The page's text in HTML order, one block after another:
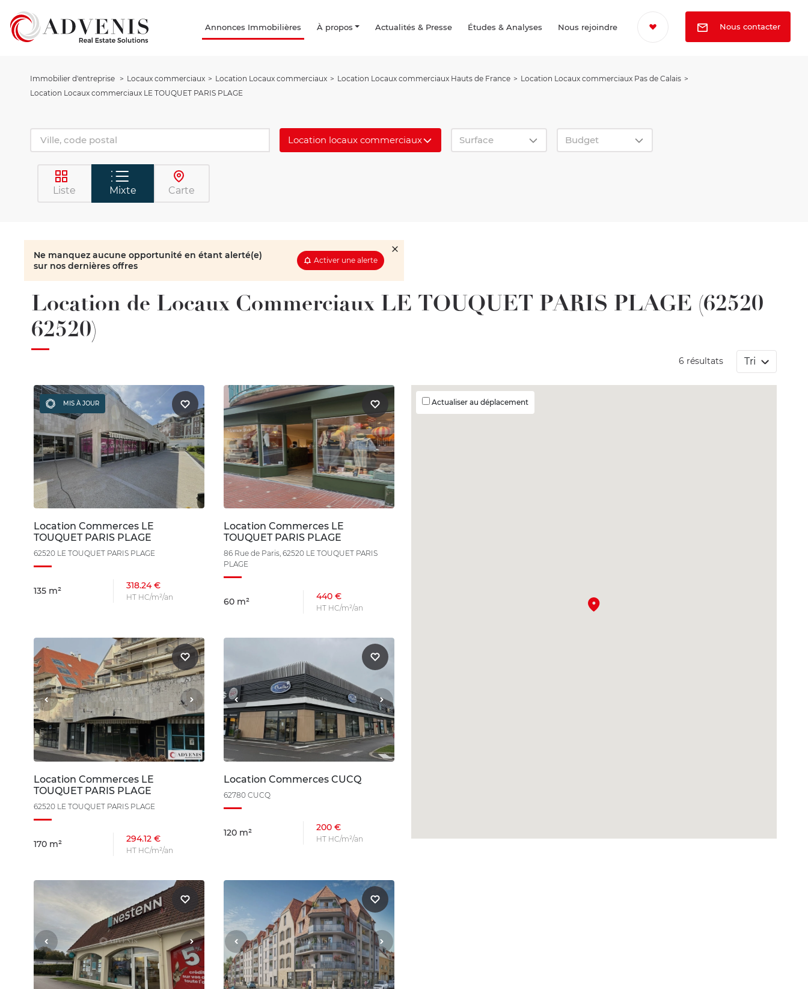
Annonces Immobilières À propos Actualités & Presse Études & Analyses Nous rejoindre Nous contacter
Immobilier d'entreprise Locaux commerciaux Location Locaux commerciaux Location Locaux commerciaux Hauts de France
Location Locaux commerciaux Pas de Calais
Location Locaux commerciaux LE TOUQUET PARIS PLAGE
Location locaux commerciaux Surface Budget
Liste Mixte Carte
Ne manquez aucune opportunité en étant alerté(e)
sur nos dernières offres
Activer une alerte
Location de Locaux Commerciaux LE TOUQUET PARIS PLAGE (62520
62520)
6 résultats Tri
MIS À JOUR
Location Commerces LE
TOUQUET PARIS PLAGE
62520 LE TOUQUET PARIS PLAGE
135 m² 318.24 €
HT HC/m²/an
Location Commerces LE
TOUQUET PARIS PLAGE
86 Rue de Paris, 62520 LE TOUQUET PARIS
PLAGE
60 m² 440 €
HT HC/m²/an
Location Commerces LE
TOUQUET PARIS PLAGE
62520 LE TOUQUET PARIS PLAGE
170 m² 294.12 €
HT HC/m²/an
Location Commerces CUCQ
62780 CUCQ
120 m² 200 €
HT HC/m²/an
Actualiser au déplacement